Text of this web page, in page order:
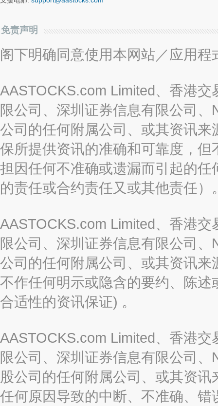
免责声明
阁下明确同意使用本网站／应用
AASTOCKS.com Limited、香港
限公司、深圳证券信息有限公司
公司的任何附属公司、或其资讯
保所提供资讯的准确和可靠度，
担因任何不准确或遗漏而引起的
的责任或合约责任又或其他责任）
AASTOCKS.com Limited、香港
限公司、深圳证券信息有限公司
公司的任何附属公司、或其资讯
不作任何明示或隐含的要约、陈
合适性的资讯保证) 。
AASTOCKS.com Limited、香港
限公司、深圳证券信息有限公司
股公司的任何附属公司、或其资
任何原因导致的中断、不准确、